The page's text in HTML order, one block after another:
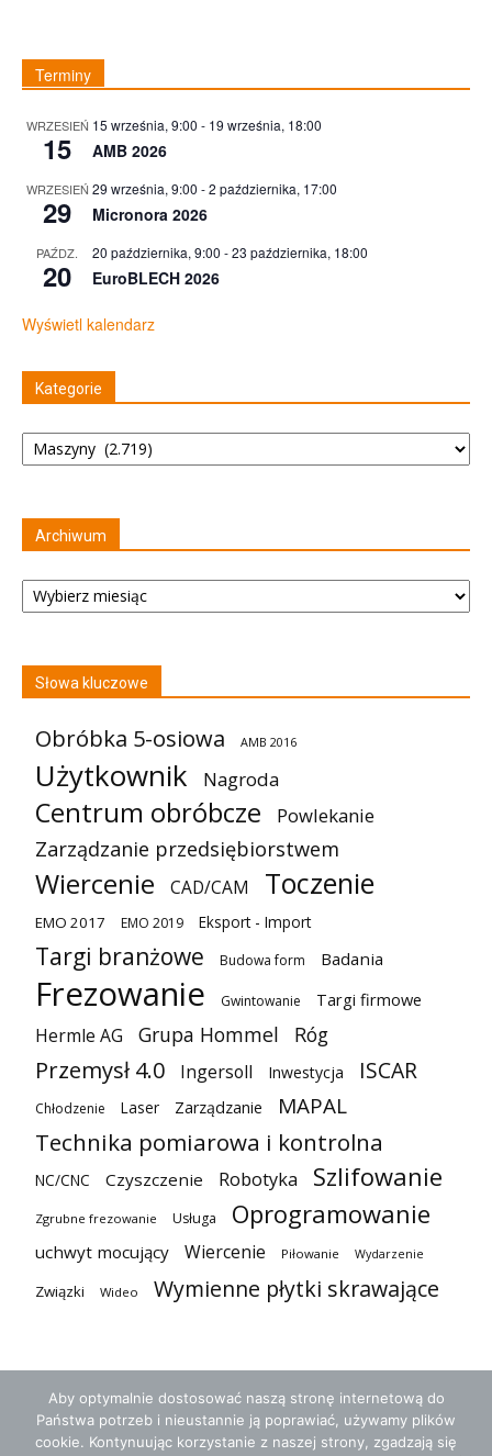
Terminy
WRZESIEŃ
15
15 września, 9:00 - 19 września, 18:00
AMB 2026
WRZESIEŃ
29
29 września, 9:00 -2 października, 17:00
Micronora 2026
PAŹDZ.
20
20 października, 9:00 -23 października, 18:00
EuroBLECH 2026
Wyświetl kalendarz
Kategorie
Kategorie
Archiwum
Archiwum
Słowa kluczowe
Obróbka 5-osiowa AMB 2016
Użytkownik Nagroda
Centrum obróbcze Powlekanie
Zarządzanie przedsiębiorstwem
Wiercenie CAD/CAM Toczenie
EMO 2017 EMO 2019 Eksport - Import
Targi branżowe Budowa form Badania
Frezowanie Gwintowanie Targi firmowe
Hermle AG Grupa Hommel Róg
Przemysł 4.0 Ingersoll Inwestycja ISCAR
Chłodzenie Laser Zarządzanie MAPAL
Technika pomiarowa i kontrolna
NC/CNC Czyszczenie Robotyka Szlifowanie
Zgrubne frezowanie Usługa Oprogramowanie
uchwyt mocujący Wiercenie Piłowanie Wydarzenie
Związki Wideo Wymienne płytki skrawające
Aby optymalnie dostosować naszą stronę internetową do
Państwa potrzeb i nieustannie ją poprawiać, używamy plików
cookie. Kontynuując korzystanie z naszej strony, zgadzają się